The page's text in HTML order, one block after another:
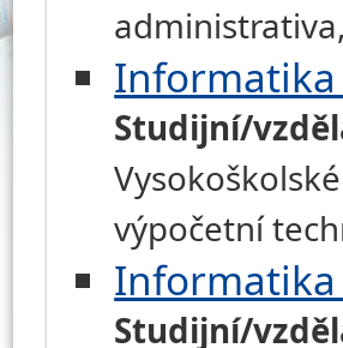
Studijní/
výpočetní
Studijní/